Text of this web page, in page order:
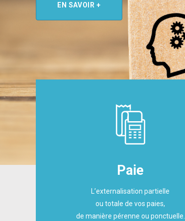
EN SAVOIR +
Paie
L’externalisation partielle
ou totale de vos paies,
de manière pérenne ou ponctuelle.